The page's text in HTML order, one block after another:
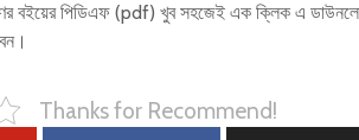
বইয়ের পিডিএফ (pdf) খুব সহজেই এক ক্লিক এ
Thanks for Recommend!